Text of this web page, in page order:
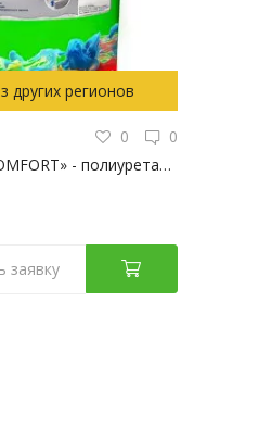
других регионов
0
0
Полибетол-1 «COMFORT» - полиуретановая эмаль для бетонных полов (без запаха и растворителей)
заявку